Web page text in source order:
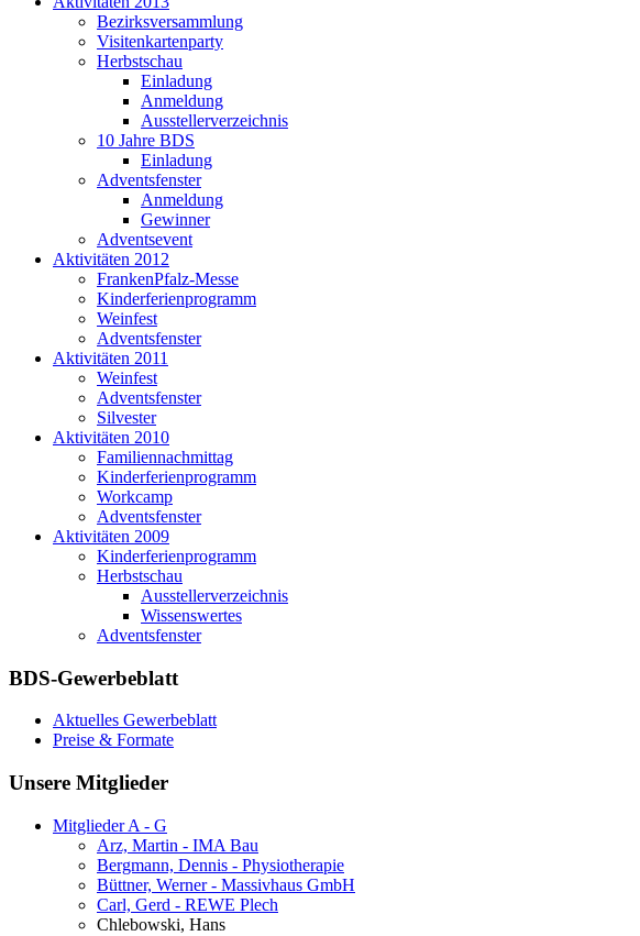
Bezirksversammlung
Visitenkartenparty
Herbstschau
Einladung
Anmeldung
Ausstellerverzeichnis
10 Jahre BDS
Einladung
Adventsfenster
Anmeldung
Gewinner
Adventsevent
Aktivitäten 2012
FrankenPfalz-Messe
Kinderferienprogramm
Weinfest
Adventsfenster
Aktivitäten 2011
Weinfest
Adventsfenster
Silvester
Aktivitäten 2010
Familiennachmittag
Kinderferienprogramm
Workcamp
Adventsfenster
Aktivitäten 2009
Kinderferienprogramm
Herbstschau
Ausstellerverzeichnis
Wissenswertes
Adventsfenster
BDS-Gewerbeblatt
Aktuelles Gewerbeblatt
Preise & Formate
Unsere Mitglieder
Mitglieder A - G
Arz, Martin - IMA Bau
Bergmann, Dennis - Physiotherapie
Büttner, Werner - Massivhaus GmbH
Carl, Gerd - REWE Plech
Chlebowski, Hans